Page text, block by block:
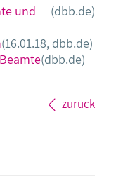
und
(dbb.de)
(16.01.18, dbb.de)
(dbb.de)
zurück